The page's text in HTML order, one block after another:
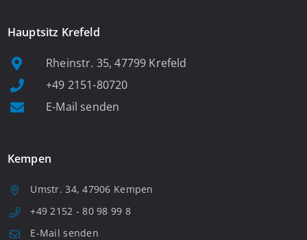
Hauptsitz Krefeld
Rheinstr. 35, 47799 Krefeld
+49 2151-80720
E-Mail senden
Kempen
Umstr. 34, 47906 Kempen
+49 2152 - 80 98 99 8
E-Mail senden